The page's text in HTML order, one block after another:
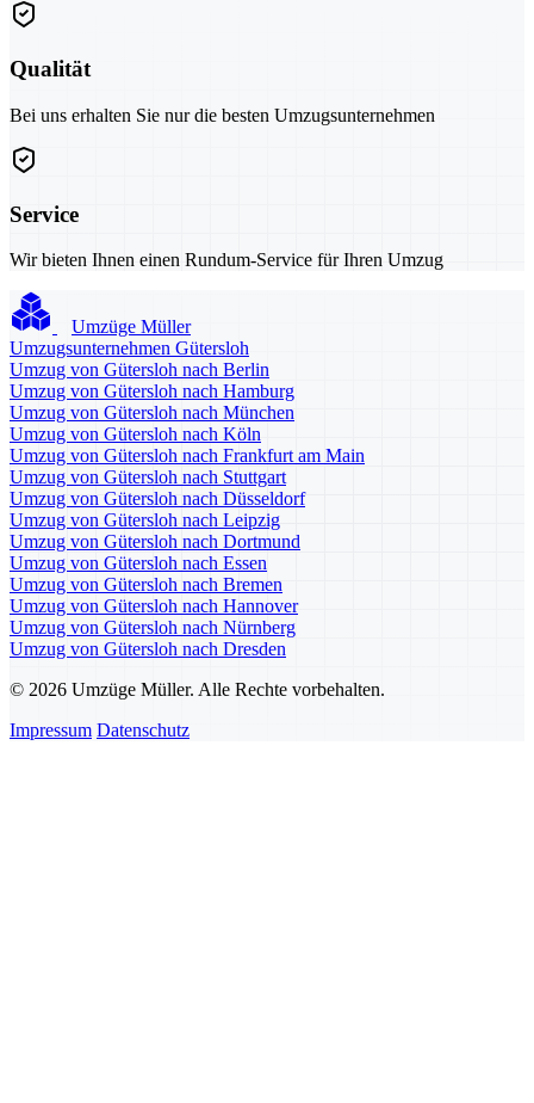
Qualität
Bei uns erhalten Sie nur die besten Umzugsunternehmen
Service
Wir bieten Ihnen einen Rundum-Service für Ihren Umzug
Umzüge Müller
Umzugsunternehmen Gütersloh
Umzug von Gütersloh nach Berlin
Umzug von Gütersloh nach Hamburg
Umzug von Gütersloh nach München
Umzug von Gütersloh nach Köln
Umzug von Gütersloh nach Frankfurt am Main
Umzug von Gütersloh nach Stuttgart
Umzug von Gütersloh nach Düsseldorf
Umzug von Gütersloh nach Leipzig
Umzug von Gütersloh nach Dortmund
Umzug von Gütersloh nach Essen
Umzug von Gütersloh nach Bremen
Umzug von Gütersloh nach Hannover
Umzug von Gütersloh nach Nürnberg
Umzug von Gütersloh nach Dresden
© 2026 Umzüge Müller. Alle Rechte vorbehalten.
Impressum Datenschutz